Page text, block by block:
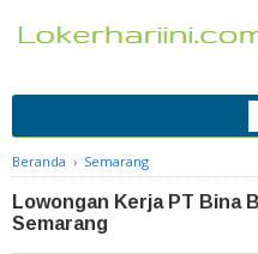
Beranda › Semarang
Lowongan Kerja PT Bina
Semarang